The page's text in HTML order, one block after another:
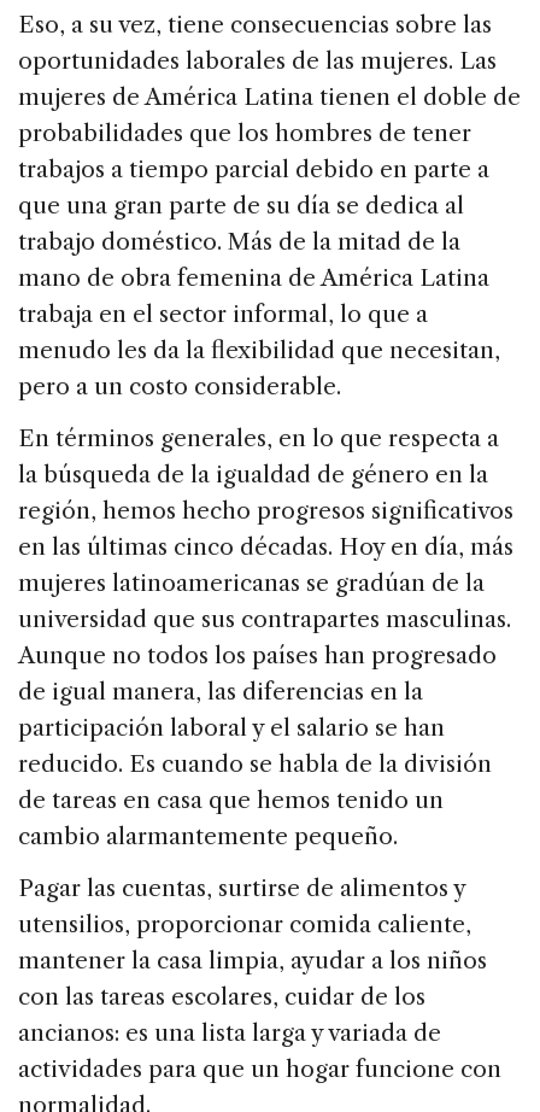
Eso, a su vez, tiene consecuencias sobre las
oportunidades laborales de las mujeres. Las
mujeres de América Latina tienen el doble de
probabilidades que los hombres de tener
trabajos a tiempo parcial debido en parte a
que una gran parte de su día se dedica al
trabajo doméstico. Más de la mitad de la
mano de obra femenina de América Latina
trabaja en el sector informal, lo que a
menudo les da la flexibilidad que necesitan,
pero a un costo considerable.
En términos generales, en lo que respecta a
la búsqueda de la igualdad de género en la
región, hemos hecho progresos significativos
en las últimas cinco décadas. Hoy en día, más
mujeres latinoamericanas se gradúan de la
universidad que sus contrapartes masculinas.
Aunque no todos los países han progresado
de igual manera, las diferencias en la
participación laboral y el salario se han
reducido. Es cuando se habla de la división
de tareas en casa que hemos tenido un
cambio alarmantemente pequeño.
Pagar las cuentas, surtirse de alimentos y
utensilios, proporcionar comida caliente,
mantener la casa limpia, ayudar a los niños
con las tareas escolares, cuidar de los
ancianos: es una lista larga y variada de
actividades para que un hogar funcione con
normalidad.